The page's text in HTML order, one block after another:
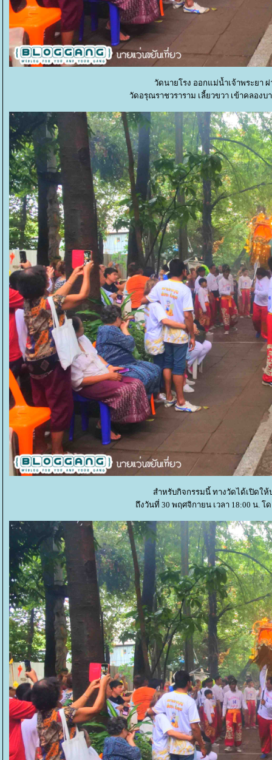
วัดนายโรง ออกแม่น้ำเจ้าพระยา
วัดอรุณราชวราราม เลี้ยวขวา เข้าคลอง
สำหรับกิจกรรมนี้ ทางวัดได้เปิดใ
ถึงวันที่ 30 พฤศจิกายน เวลา 18:00 น.